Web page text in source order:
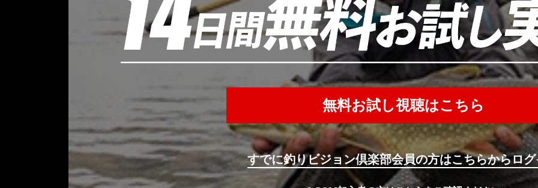
無料お試し視聴はこちら
すでに釣りビジョン倶楽部会員の方はこちらからロ